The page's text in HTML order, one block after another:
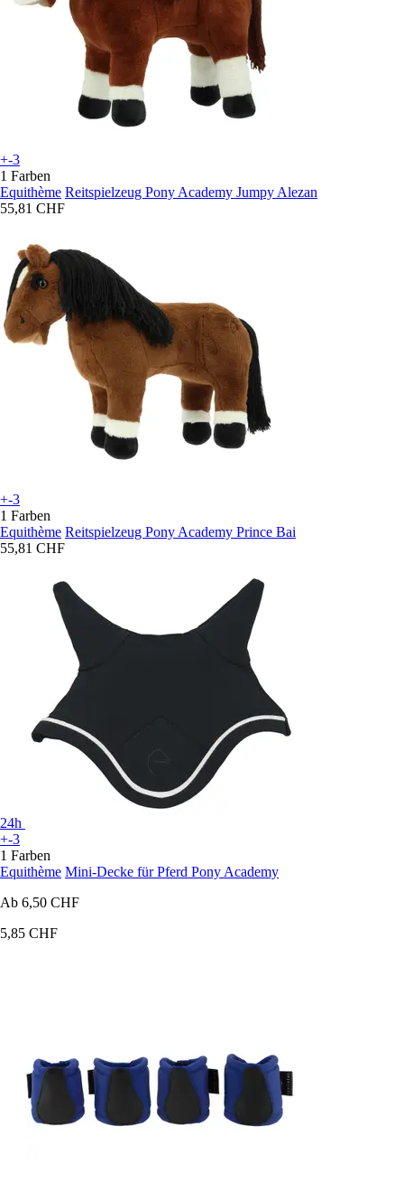
+-3
1 Farben
Equithème Reitspielzeug Pony Academy Jumpy Alezan
55,81 CHF
+-3
1 Farben
Equithème Reitspielzeug Pony Academy Prince Bai
55,81 CHF
24h
+-3
1 Farben
Equithème Mini-Decke für Pferd Pony Academy
Ab 6,50 CHF
5,85 CHF